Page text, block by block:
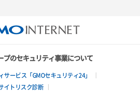
プのセキュリティ事業について
ービス「GMOセキュリティ24」
イトリスク診断